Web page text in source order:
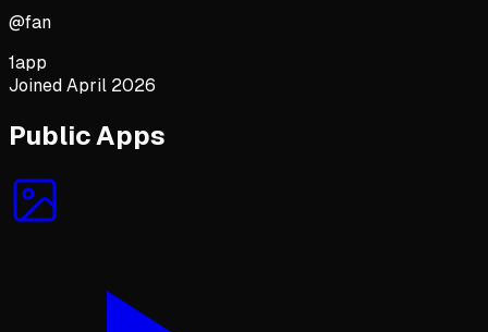
@fan
1app
JoinedApril 2026
Public Apps